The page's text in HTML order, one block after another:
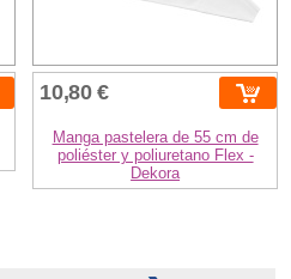
10,80 €
Manga pastelera de 55 cm de
poliéster y poliuretano Flex -
Dekora